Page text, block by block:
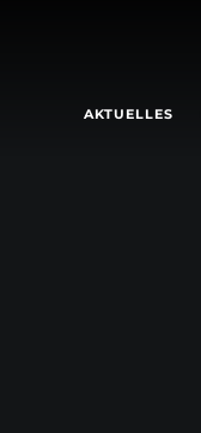
AKTUELLES